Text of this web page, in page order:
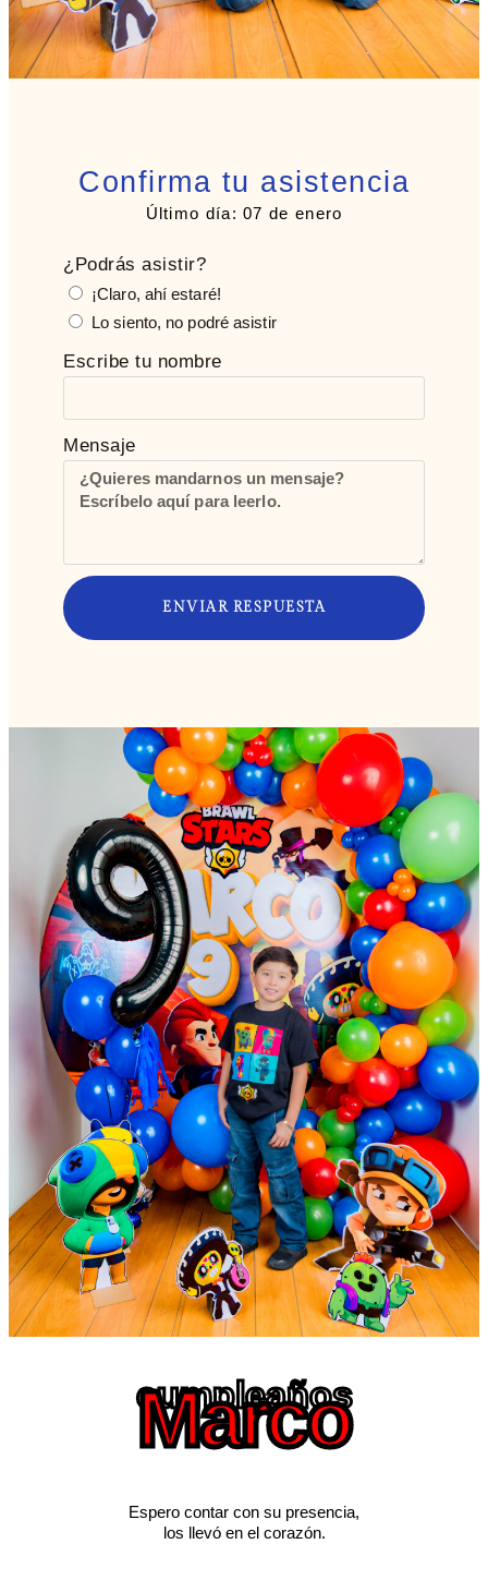
Confirma tu asistencia
Último día: 07 de enero
¿Podrás asistir?
¡Claro, ahí estaré!
Lo siento, no podré asistir
Escribe tu nombre
Mensaje
ENVIAR RESPUESTA
cumpleaños
Marco
Espero contar con su presencia,
los llevó en el corazón.